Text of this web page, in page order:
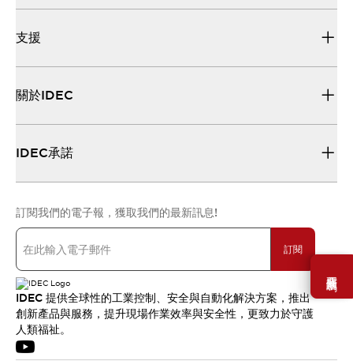
需要幫助嗎？
支援
關於IDEC
IDEC承諾
訂閱我們的電子報，獲取我們的最新訊息!
訂閱
IDEC 提供全球性的工業控制、安全與自動化解決方案，推出
創新產品與服務，提升現場作業效率與安全性，更致力於守護
人類福祉。